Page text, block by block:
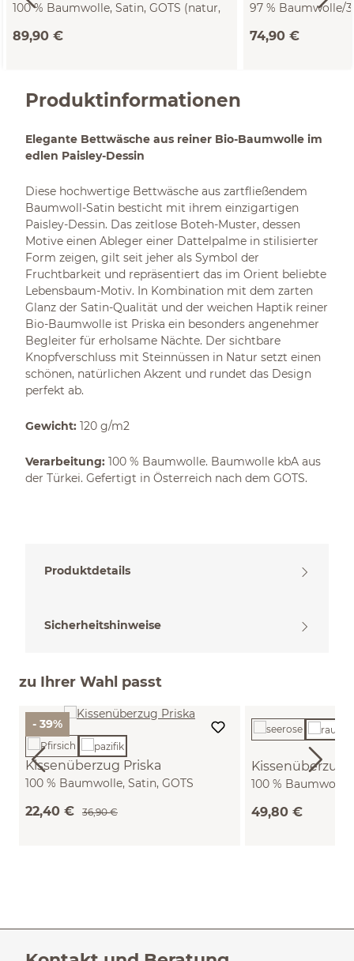
100 % Baumwolle, Satin, GOTS (natur,
89,90 €
97 % Baumwolle/3
x 22/28 cm)
74,90 €
Produktinformationen
Elegante Bettwäsche aus reiner Bio-Baumwolle im
edlen Paisley-Dessin
Diese hochwertige Bettwäsche aus zartfließendem
Baumwoll-Satin besticht mit ihrem einzigartigen
Paisley-Dessin. Das zeitlose Boteh-Muster, dessen
Motive einen Ableger einer Dattelpalme in stilisierter
Form zeigen, gilt seit jeher als Symbol der
Fruchtbarkeit und repräsentiert das im Orient beliebte
Lebensbaum-Motiv. In Kombination mit dem zarten
Glanz der Satin-Qualität und der weichen Haptik reiner
Bio-Baumwolle ist Priska ein besonders angenehmer
Begleiter für erholsame Nächte. Der sichtbare
Knopfverschluss mit Steinnüssen in Natur setzt einen
schönen, natürlichen Akzent und rundet das Design
perfekt ab.
Gewicht: 120 g/m2
Verarbeitung: 100 % Baumwolle. Baumwolle kbA aus
der Türkei. Gefertigt in Österreich nach dem GOTS.
Produktdetails
Sicherheitshinweise
zu Ihrer Wahl passt
- 39%
Kissenüberzug Priska
100 % Baumwolle, Satin, GOTS
22,40 € 36,90 €
Kissenüberzug
100 % Baumwolle,
49,80 €